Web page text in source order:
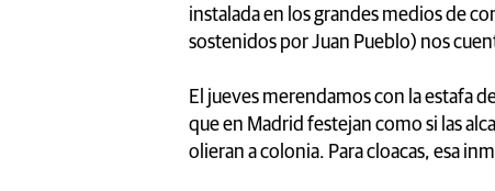
instalada en los grandes medios de
sostenidos por Juan Pueblo) nos
El jueves merendamos con la estafa
que en Madrid festejan como si las
olieran a colonia. Para cloacas, esa